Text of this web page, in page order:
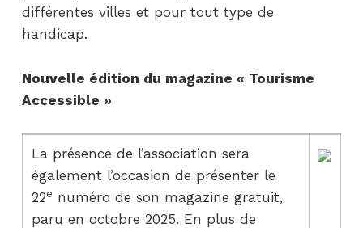
différentes villes et pour tout type de
handicap.
Nouvelle édition du magazine « Tourisme
Accessible »
La présence de l’association sera
également l’occasion de présenter le
22e numéro de son magazine gratuit,
paru en octobre 2025. En plus de